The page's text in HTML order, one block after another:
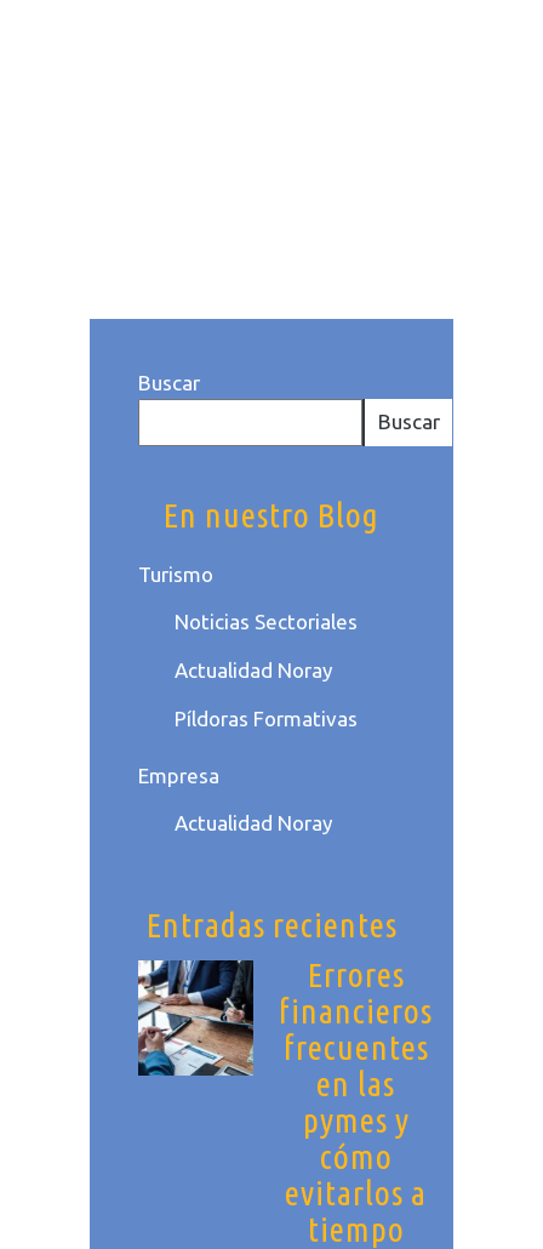
Buscar
Buscar
En nuestro Blog
Turismo
Noticias Sectoriales
Actualidad Noray
Píldoras Formativas
Empresa
Actualidad Noray
Entradas recientes
Errores
financieros
frecuentes
en las
pymes y
cómo
evitarlos a
tiempo